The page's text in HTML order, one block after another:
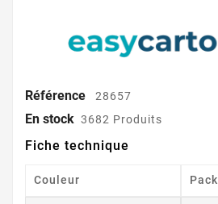
Référence 28657
En stock 3682 Produits
Fiche technique
Couleur Pack